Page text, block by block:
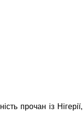
прочан із